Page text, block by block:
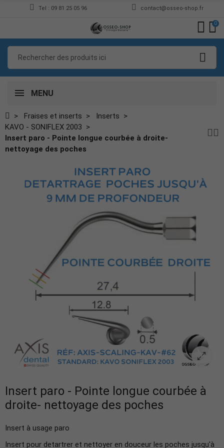
Tel : 09 81 25 05 96 contact@osseo-shop.fr
0
MENU
Fraises et inserts
Inserts
KAVO - SONIFLEX 2003
Insert paro - Pointe longue courbée à droite-
nettoyage des poches
Insert paro - Pointe longue courbée à
droite- nettoyage des poches
Insert à usage paro
Insert pour detartrer et nettoyer en douceur les poches jusqu'à